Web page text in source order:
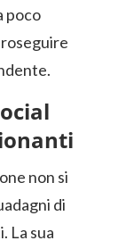
poco
non si
di
La sua